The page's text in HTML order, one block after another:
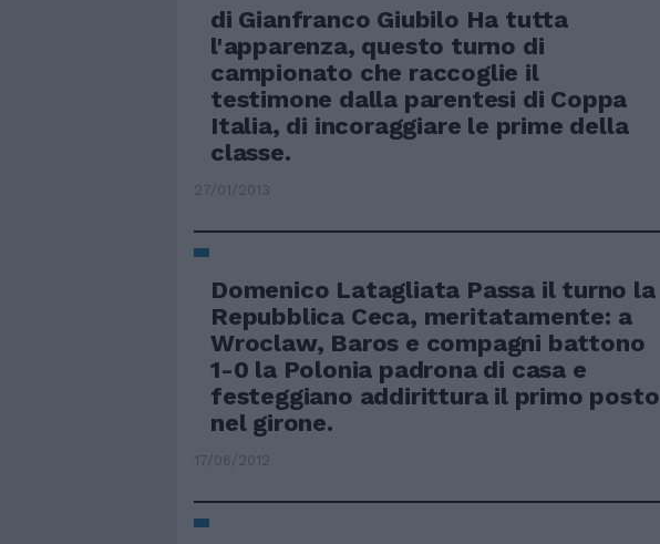
di Gianfranco Giubilo Ha tutta
l'apparenza, questo turno di
campionato che raccoglie il
testimone dalla parentesi di Coppa
Italia, di incoraggiare le prime della
classe.
27/01/2013
Domenico Latagliata Passa il turno la
Repubblica Ceca, meritatamente: a
Wroclaw, Baros e compagni battono
1-0 la Polonia padrona di casa e
festeggiano addirittura il primo posto
nel girone.
17/06/2012